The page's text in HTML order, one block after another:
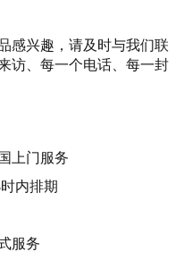
感兴趣，请及时与我们联
访、每一个电话、每一封
上门服务
内排期
服务